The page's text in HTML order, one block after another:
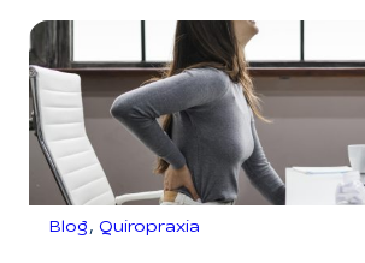
Blog, Quiropraxia